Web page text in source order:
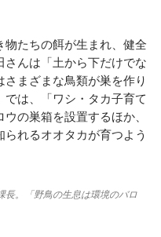
たちの餌が生まれ、健全
んは「土から下だけでな
まざまな鳥類が巣を作り
では、「ワシ・タカ子育て
の巣箱を設置するほか、
れるオオタカが育つよう
長。「野鳥の生息は環境のバロ